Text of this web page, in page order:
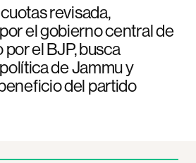
revisada,
el gobierno central de
el BJP, busca
de Jammu y
del partido